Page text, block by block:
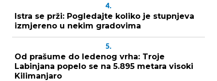
4.
Istra se prži: Pogledajte koliko je stupnjeva
izmjereno u nekim gradovima
5.
Od prašume do ledenog vrha: Troje
Labinjana popelo se na 5.895 metara visoki
Kilimanjaro